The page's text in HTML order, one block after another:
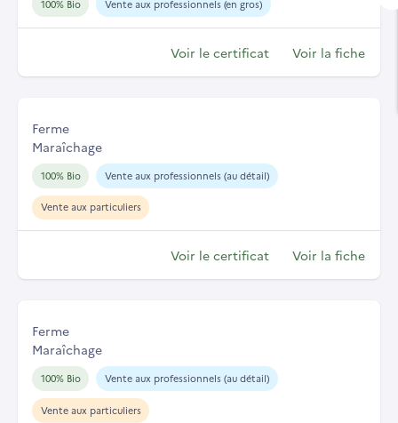
100% Bio Vente aux professionnels (en gros)
Voir le certificat Voir la fiche
Ferme
Maraîchage
100% Bio Vente aux professionnels (au détail)
Vente aux particuliers
Voir le certificat Voir la fiche
Ferme
Maraîchage
100% Bio Vente aux professionnels (au détail)
Vente aux particuliers